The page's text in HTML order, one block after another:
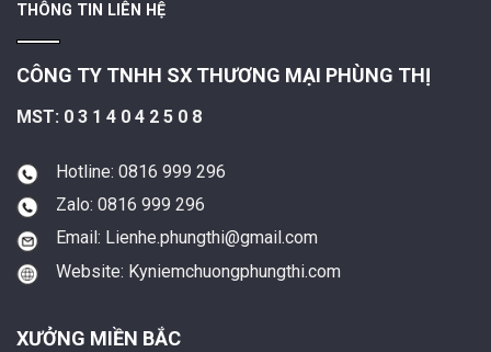
THÔNG TIN LIÊN HỆ
CÔNG TY TNHH SX THƯƠNG MẠI PHÙNG THỊ
MST: 0 3 1 4 0 4 2 5 0 8
Hotline: 0816 999 296
Zalo: 0816 999 296
Email: Lienhe.phungthi@gmail.com
Website: Kyniemchuongphungthi.com
XƯỞNG MIỀN BẮC